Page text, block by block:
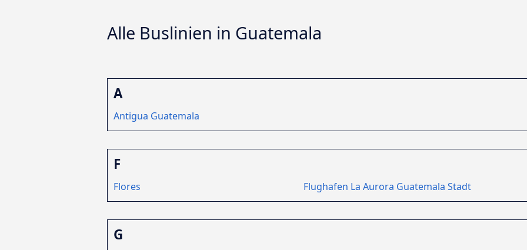
Alle Buslinien in Guatemala
A
Antigua Guatemala
F
Flores Flughafen La Aurora Guatemala Stadt
G